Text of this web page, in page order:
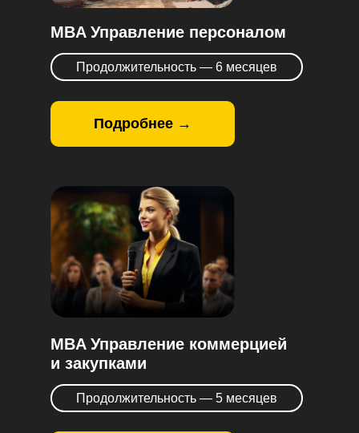
MBA Управление персоналом
Подробнее →
MBA Управление коммерцией
и закупками
Продолжительность — 6 месяцев
Продолжительность — 5 месяцев